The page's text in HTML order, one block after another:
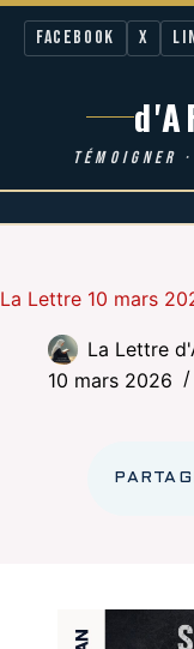
Facebook X
TÉMOIGNER
contenu
La Lettre 10 mars
La Lettre
10 mars 2026